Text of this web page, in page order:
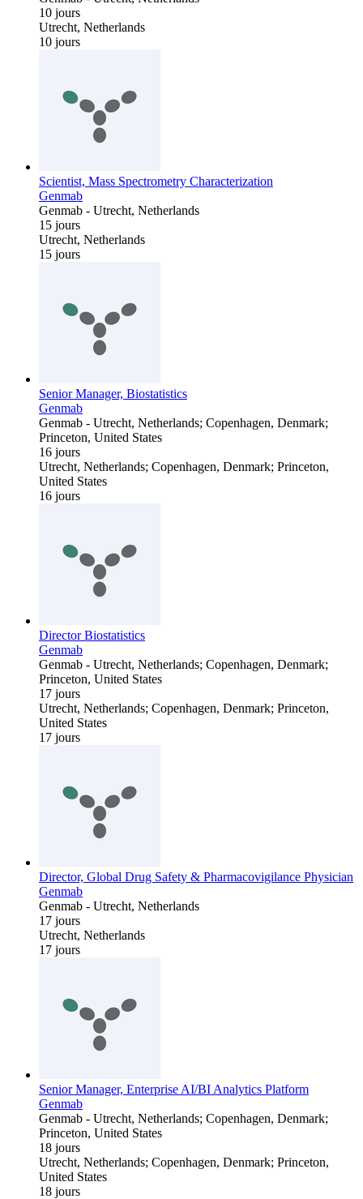
10 jours
Utrecht, Netherlands
10 jours
Scientist, Mass Spectrometry Characterization
Genmab
Genmab - Utrecht, Netherlands
15 jours
Utrecht, Netherlands
15 jours
Senior Manager, Biostatistics
Genmab
Genmab - Utrecht, Netherlands; Copenhagen, Denmark;
Princeton, United States
16 jours
Utrecht, Netherlands; Copenhagen, Denmark; Princeton,
United States
16 jours
Director Biostatistics
Genmab
Genmab - Utrecht, Netherlands; Copenhagen, Denmark;
Princeton, United States
17 jours
Utrecht, Netherlands; Copenhagen, Denmark; Princeton,
United States
17 jours
Director, Global Drug Safety & Pharmacovigilance Physician
Genmab
Genmab - Utrecht, Netherlands
17 jours
Utrecht, Netherlands
17 jours
Senior Manager, Enterprise AI/BI Analytics Platform
Genmab
Genmab - Utrecht, Netherlands; Copenhagen, Denmark;
Princeton, United States
18 jours
Utrecht, Netherlands; Copenhagen, Denmark; Princeton,
United States
18 jours